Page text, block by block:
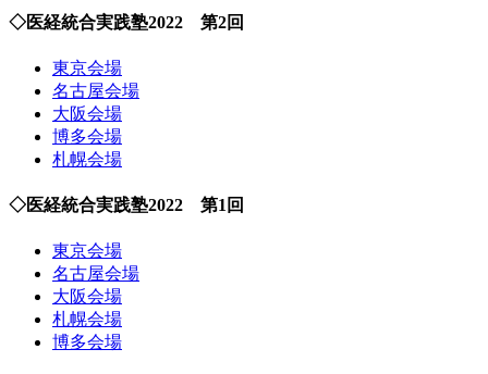
◇医経統合実践塾2022 第2回
東京会場
名古屋会場
大阪会場
博多会場
札幌会場
◇医経統合実践塾2022 第1回
東京会場
名古屋会場
大阪会場
札幌会場
博多会場